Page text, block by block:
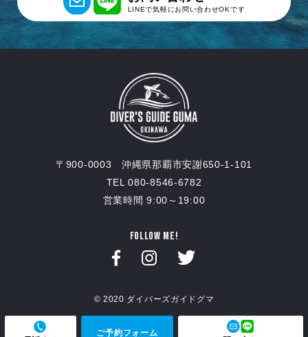
LINEで気軽にお問い合わせOKです
〒900-0003 沖縄県那覇市安謝650-1-101
TEL 080-8546-6782
営業時間 9:00～19:00
FOLLOW ME!
© 2020 ダイバーズガイドグマ
ご予約フォーム